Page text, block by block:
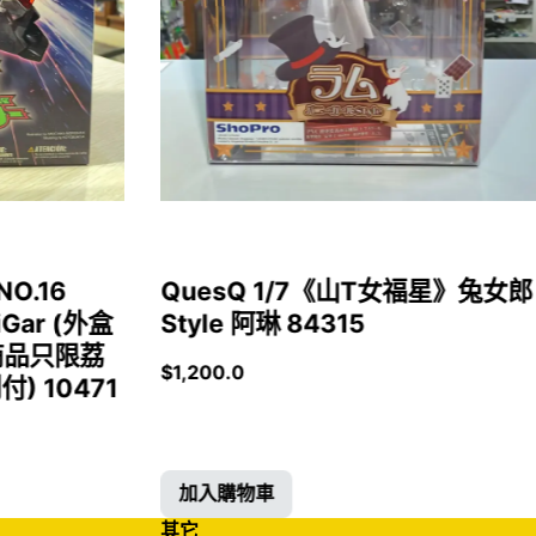
(外盒
只限荔
) 10471
QuesQ 1/7《山T女福星》兔女郎
Style 阿琳 84315
$1,200.0
加入購物車
其它